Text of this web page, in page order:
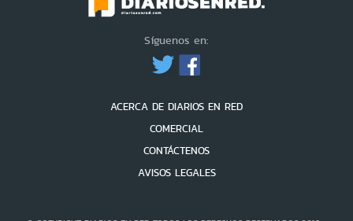
Síguenos en:
ACERCA DE DIARIOS EN RED
COMERCIAL
CONTÁCTENOS
AVISOS LEGALES